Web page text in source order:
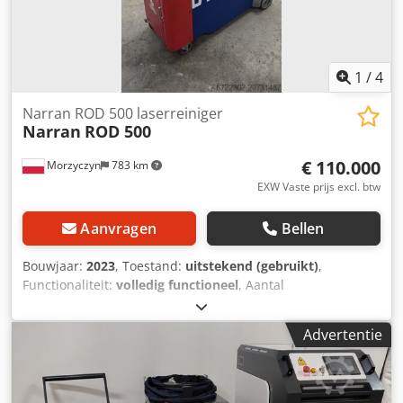
1 /4
Morzyczyn 783 km
Narran ROD 500 laserreiniger
Narran ROD 500
€ 110.000
EXW Vaste prijs excl. btw
Aanvragen Bellen
Bouwjaar: 2023, Toestand: uitstekend (gebruikt),
Functionaliteit: volledig functioneel, Aantal
, Let op: het aanbod betreft de
overdracht van de leaseovereenkomst.
Pulslaserreinigingsapparaat Narran ROD 500W, met IPG
Photonics-laserbron. Apparaat in zeer goede staat.
Technische specificaties: - gemiddeld vermogen - 500 W, -
piekvermogen - 2,5 MW, - golflengte - 1064-1070 nm, -
Advertentie